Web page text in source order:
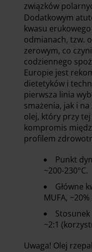
związków
Dodatkowym
kwasu
odmianach, tzw.
zerowym, co
codziennego
Europie jest
dietetyków i
pierwsza linia
smażenia, jak i
olej, który przy tej
kompromis
profilem
Punkt
~200-230°C.
Główne
MUFA, ~20%
~2:1
Uwaga! Olej